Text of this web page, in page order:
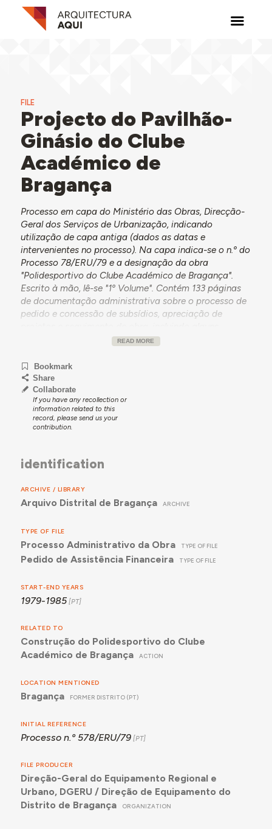
FILE
Projecto do Pavilhão-
Ginásio do Clube
Académico de
Bragança
Processo em capa do Ministério das Obras, Direcção-
Geral dos Serviços de Urbanização, indicando
utilização de capa antiga (dados as datas e
intervenientes no processo). Na capa indica-se o n.º do
Processo 78/ERU/79 e a designação da obra
"Polidesportivo do Clube Académico de Bragança".
Escrito à mão, lê-se "1º Volume". Contém 133 páginas
de documentação administrativa sobre o processo de
pedido e concessão de subsídios, apreciação de
desenhos de implantação, que se aproximam mas não
arquitetura do edifício dedicado a balneários e
espaços administrativos. Não contém nenhuma
documentação indicativa da data de conclusão da
obra. No final, inclui um conjunto de propostas de
instalação de sistema de aquecimento de água com
energia solar.
READ MORE
Bookmark
Share
Collaborate
If you have any recollection or
information related to this
record, please send us your
contribution.
identification
ARCHIVE / LIBRARY
Arquivo Distrital de Bragança ARCHIVE
TYPE OF FILE
Processo Administrativo da Obra TYPE OF FILE
Pedido de Assistência Financeira TYPE OF FILE
START-END YEARS
1979-1985
RELATED TO
Construção do Polidesportivo do Clube
Académico de Bragança
ACTION
LOCATION MENTIONED
Bragança FORMER DISTRITO (PT)
INITIAL REFERENCE
Processo n.º 578/ERU/79
FILE PRODUCER
Direção-Geral do Equipamento Regional e
Urbano, DGERU / Direção de Equipamento do
Distrito de Bragança
ORGANIZATION